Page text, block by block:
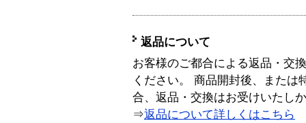
返品について
お客様のご都合による返品・交
ください。 商品開封後、または
合、返品・交換はお受けいたし
⇒返品について詳しくはこちら